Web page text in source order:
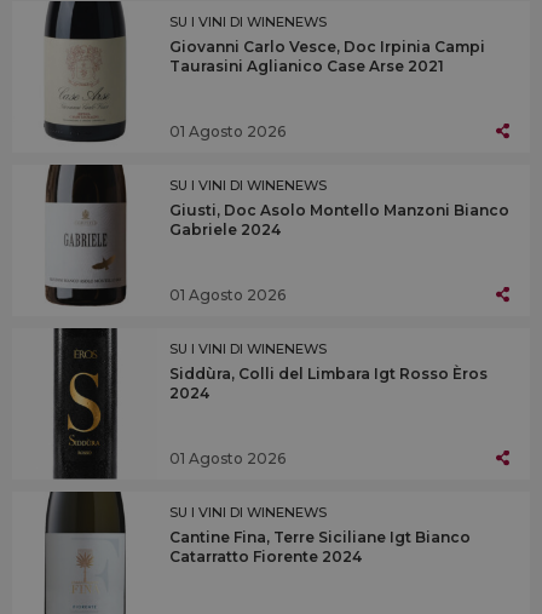
SU I VINI DI WINENEWS
Giovanni Carlo Vesce, Doc Irpinia Campi
Taurasini Aglianico Case Arse 2021
01 Agosto 2026
SU I VINI DI WINENEWS
Giusti, Doc Asolo Montello Manzoni Bianco
Gabriele 2024
01 Agosto 2026
SU I VINI DI WINENEWS
Siddùra, Colli del Limbara Igt Rosso Èros
2024
01 Agosto 2026
SU I VINI DI WINENEWS
Cantine Fina, Terre Siciliane Igt Bianco
Catarratto Fiorente 2024